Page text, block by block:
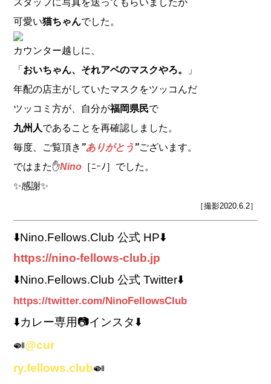
スタッフに写真を送ってもらいましたが
可愛い猫ちゃんでした。
カウンター越しに、
「 おいちゃん、それアベのマスクやろ。
」
年配の店主がしていたマスクをツッコんだ
ツッコミ方が、自分が福岡県民で
九州人であることを再確認しました。
毎度、ご覧頂き ”ありがとう”ございます。
ではまた✋Nino ［ﾆｰﾉ］でした。
✨感謝✨
［撮影2020.6.2］
⬇️Nino.Fellows.Club 公式 HP⬇️
https://nino-fellows-club.jp
⬇️Nino.Fellows.Club 公式 Twitter⬇️
https://twitter.com/NinoFellowsClub
⬇️カレー専用📷インスタ⬇️
🍛@cur
ry.fellows.club🍛